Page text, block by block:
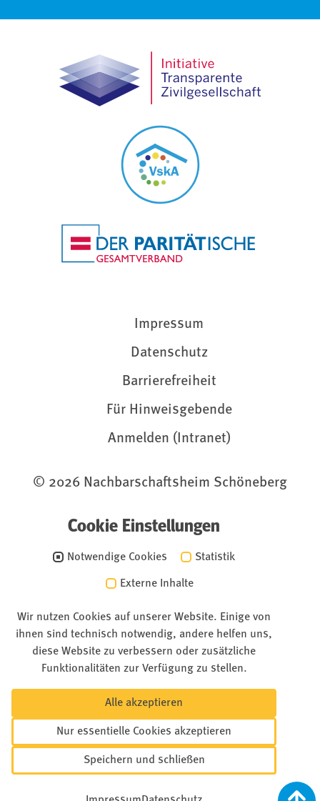
Impressum
Datenschutz
Barrierefreiheit
Für Hinweisgebende
Anmelden (Intranet)
© 2026 Nachbarschaftsheim Schöneberg
Cookie Einstellungen
Notwendige Cookies Statistik
Externe Inhalte
Wir nutzen Cookies auf unserer Website. Einige von
ihnen sind technisch notwendig, andere helfen uns,
diese Website zu verbessern oder zusätzliche
Funktionalitäten zur Verfügung zu stellen.
Alle akzeptieren
Nur essentielle Cookies akzeptieren
Speichern und schließen